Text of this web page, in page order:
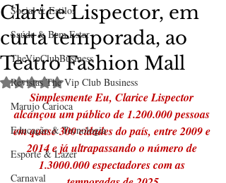
Social & Estilos
Saúde & Bem Estar
TheVipClubBusiness
Revistas The Vip Club Business
Marujo Carioca
Educação & Tecnologia
Esporte & Lazer
Carnaval
Clarice Lispector, em
curta temporada, ao
Teatro Fashion Mall
Avaliado com NaN de 5 estrelas.
Simplesmente Eu, Clarice Lispector
alcançou um público de 1.200.000 pessoas
em quase 300 cidades do país, entre 2009 e
2014 e já ultrapassando o número de
1.3000.000 espectadores com as